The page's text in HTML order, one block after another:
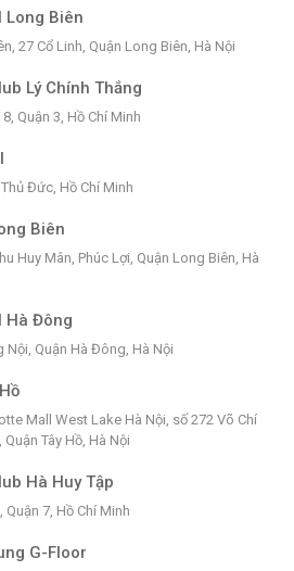
Long Biên
27 Cổ Linh, Quận Long Biên, Hà Nội
Lý Chính Thắng
Quận 3, Hồ Chí Minh
Đức, Hồ Chí Minh
Biên
Huy Mân, Phúc Lợi, Quận Long Biên, Hà
Hà Đông
Quận Hà Đông, Hà Nội
Mall West Lake Hà Nội, số 272 Võ Chí
Tây Hồ, Hà Nội
Hà Huy Tập
Quận 7, Hồ Chí Minh
G-Floor